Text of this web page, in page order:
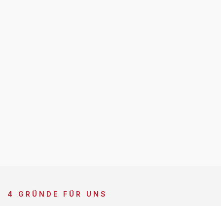
4 GRÜNDE FÜR UNS